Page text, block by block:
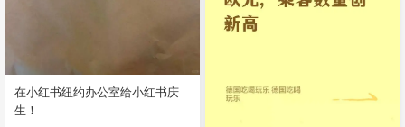
在小红书纽约办公室给小红书庆
生！